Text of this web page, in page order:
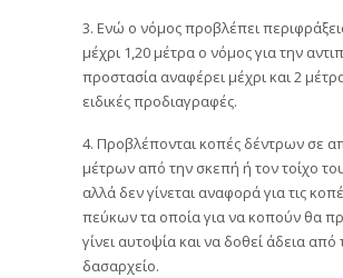
3. Ενώ ο νόμος προβλέπει
μέχρι 1,20 μέτρα ο νόμος για την
προστασία αναφέρει μέχρι και 2
ειδικές προδιαγραφές.
4. Προβλέπονται κοπές δέντρων σε
μέτρων από την σκεπή ή τον τοίχο
αλλά δεν γίνεται αναφορά για τις
πεύκων τα οποία για να κοπούν θα
γίνει αυτοψία και να δοθεί άδεια από
δασαρχείο.